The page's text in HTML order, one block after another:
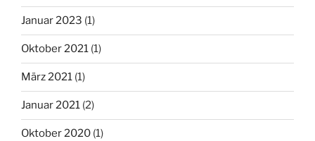
Januar 2023 (1)
Oktober 2021 (1)
März 2021 (1)
Januar 2021 (2)
Oktober 2020 (1)